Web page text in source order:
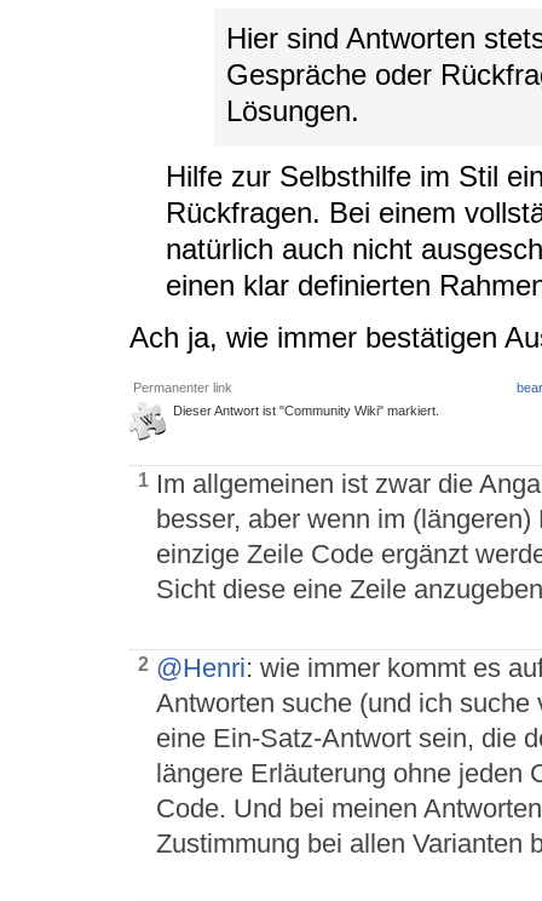
Hier sind Antworten
Gespräche oder
Lösungen.
Hilfe zur Selbsthilfe im Stil
Rückfragen. Bei einem
natürlich auch nicht
einen klar definierten
Ach ja, wie immer bestätigen
Permanenter link
Dieser Antwort ist "Community Wiki" markiert.
1 Im allgemeinen ist zwar die
besser, aber wenn im
einzige Zeile Code ergänzt
Sicht diese eine Zeile
2 @Henri: wie immer kommt es
Antworten suche (und ich
eine Ein-Satz-Antwort sein, die
längere Erläuterung ohne jeden
Code. Und bei meinen
Zustimmung bei allen Varianten